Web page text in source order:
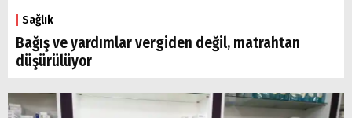
Sağlık
Bağış ve yardımlar vergiden değil, matrahtan
düşürülüyor